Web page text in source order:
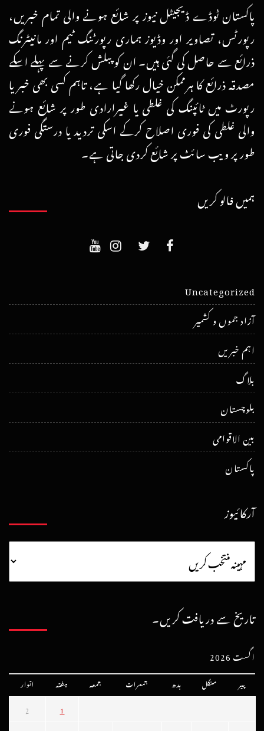
پاکستان ٹوڈے ڈیجیٹل نیوز پر شائع ہونے والی تمام خبریں،
رپورٹس، تصاویر اور وڈیوز ہماری رپورٹنگ ٹیم اور مانیٹرنگ
ذرائع سے حاصل کی گئی ہیں۔ ان کو پبلش کرنے سے پہلے اسکے
مصدقہ ذرائع کا ہرممکن خیال رکھا گیا ہے، تاہم کسی بھی خبر یا
رپورٹ میں ٹائپنگ کی غلطی یا غیرارادی طور پر شائع ہونے
والی غلطی کی فوری اصلاح کرکے اسکی تردید یا درستگی فوری
طور پر ویب سائٹ پر شائع کردی جاتی ہے۔
ہمیں فالو کریں
Uncategorized
آزاد جموں و کشمیر
اہم خبریں
بلاگ
بلوچستان
بین الاقوامی
پاکستان
آرکائیوز
تاریخ سے دریافت کریں۔
اگست 2026
پیر منگل بدھ جمعرات جمعہ ہفتہ اتوار
1
2